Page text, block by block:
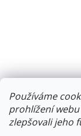
Používáme
prohlížení
zlepšovali jeho